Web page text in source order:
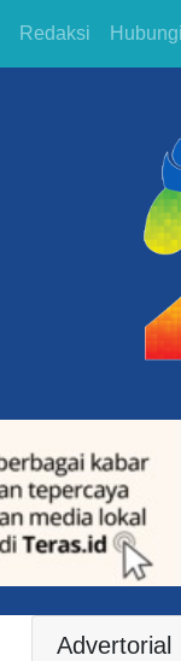
Redaksi
Advertorial